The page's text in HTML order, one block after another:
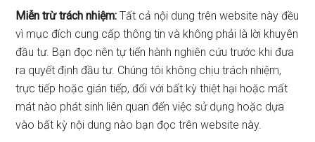
Miễn trừ trách nhiệm: Tất cả nội dung trên website này đều
vì mục đích cung cấp thông tin và không phải là lời khuyên
đầu tư. Bạn đọc nên tự tiến hành nghiên cứu trước khi đưa
ra quyết định đầu tư. Chúng tôi không chịu trách nhiệm,
trực tiếp hoặc gián tiếp, đối với bất kỳ thiệt hại hoặc mất
mát nào phát sinh liên quan đến việc sử dụng hoặc dựa
vào bất kỳ nội dung nào bạn đọc trên website này.